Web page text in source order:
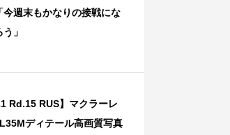
今週末もかなりの接戦にな
」
Rd.15 RUS】マクラーレ
ディテール高画質写真